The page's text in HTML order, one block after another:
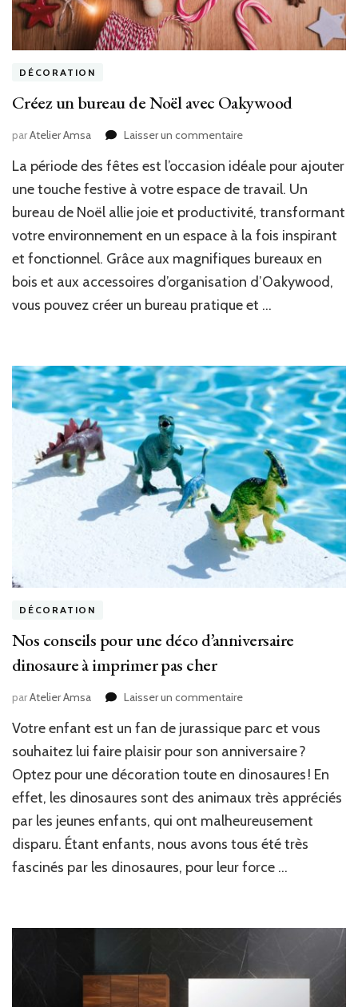
DÉCORATION
Créez un bureau de Noël avec Oakywood
parAtelier Amsa Laisser un commentairesur
un
bureau
Noël
avec
Oakywood
La période des fêtes est l’occasion idéale pour ajouter
une touche festive à votre espace de travail. Un
bureau de Noël allie joie et productivité, transformant
votre environnement en un espace à la fois inspirant
et fonctionnel. Grâce aux magnifiques bureaux en
bois et aux accessoires d’organisation d’Oakywood,
vous pouvez créer un bureau pratique et …
DÉCORATION
Nos conseils pour une déco d’anniversaire
dinosaure à imprimer pas cher
parAtelier Amsa Laisser un commentairesur
conseils
pour
déco
d’anniversaire
imprimer
pas
Votre enfant est un fan de jurassique parc et vous
souhaitez lui faire plaisir pour son anniversaire ?
Optez pour une décoration toute en dinosaures ! En
effet, les dinosaures sont des animaux très appréciés
par les jeunes enfants, qui ont malheureusement
disparu. Étant enfants, nous avons tous été très
fascinés par les dinosaures, pour leur force …